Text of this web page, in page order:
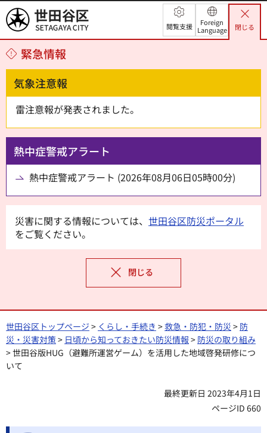
世田谷区 閲覧支援
Foreign
Language
閉じる
緊急情報
気象注意報
雷注意報が発表されました。
熱中症警戒アラート
熱中症警戒アラート (2026年08月06日05時00分)
災害に関する情報については、 世田谷区防災ポータル
をご覧ください。
閉じる
世田谷区トップページ > くらし・手続き >救急・防犯・防災 > 防
災・災害対策> 日頃から知っておきたい防災情報 > 防災の取り組み
> 世田谷版HUG（避難所運営ゲーム）を活用した地域啓発研修につ
いて
最終更新日 2023年4月1日
ページID 660